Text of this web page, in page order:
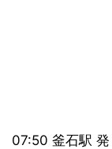
07:50 釜石駅 発